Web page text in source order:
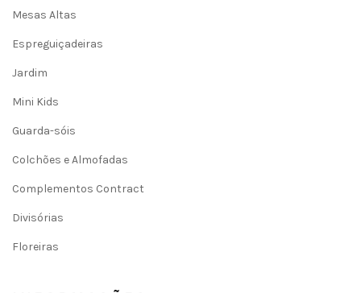
Mesas Altas
Espreguiçadeiras
Jardim
Mini Kids
Guarda-sóis
Colchões e Almofadas
Complementos Contract
Divisórias
Floreiras